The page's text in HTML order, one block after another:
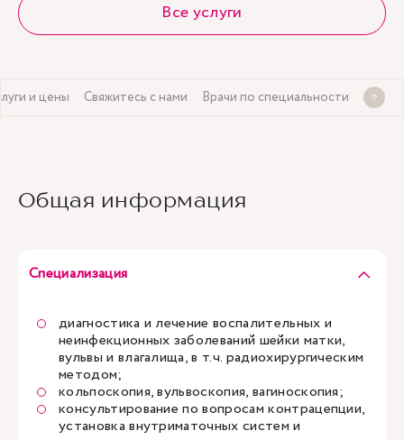
Все услуги
и цены Свяжитесь с нами Врачи по специальности
Общая информация
Специализация
диагностика и лечение воспалительных и
неинфекционных заболеваний шейки матки,
вульвы и влагалища, в т.ч. радиохирургическим
методом;
кольпоскопия, вульвоскопия, вагиноскопия;
консультирование по вопросам контрацепции,
установка внутриматочных систем и